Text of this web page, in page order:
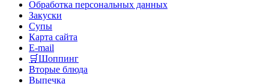
Обработка персональных данных
Закуски
Супы
Карта сайта
E-mail
🛒Шоппинг
Вторые блюда
Выпечка